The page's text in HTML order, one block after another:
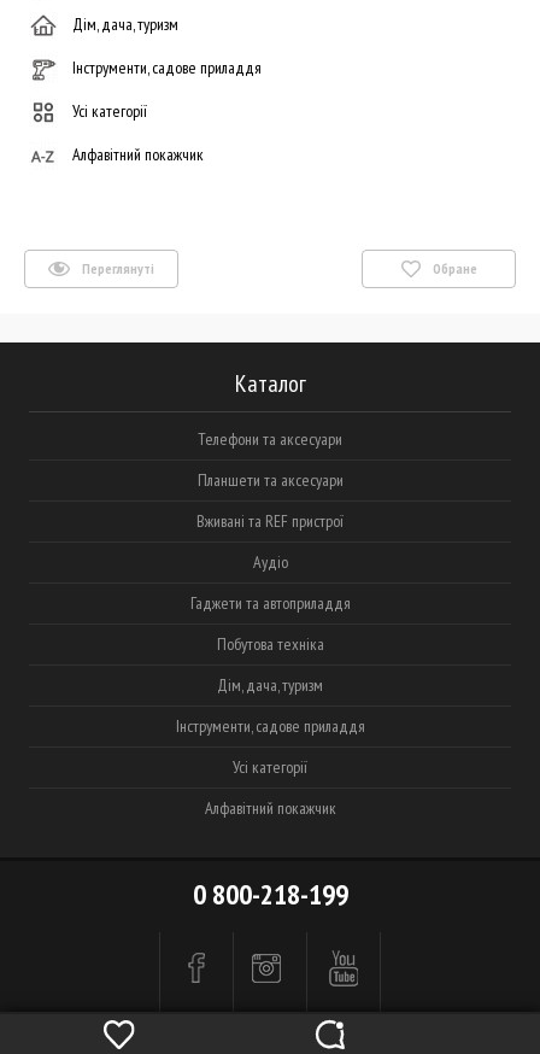
Дім, дача, туризм
Інструменти, садове приладдя
Усі категорії
Алфавітний покажчик
Переглянуті Обране
Каталог
Телефони та аксесуари
Планшети та аксесуари
Вживані та REF пристрої
Аудіо
Гаджети та автоприладдя
Побутова техніка
Дім, дача, туризм
Інструменти, садове приладдя
Усі категорії
Алфавітний покажчик
0 800-218-199